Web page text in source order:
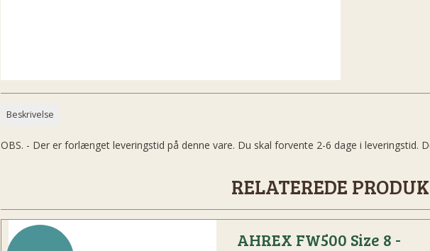
Beskrivelse
OBS. - Der er forlænget leveringstid på denne vare. Du skal forvente 2-6 dage i leveringstid.
RELATEREDE
AHREX FW500 Size 8 -